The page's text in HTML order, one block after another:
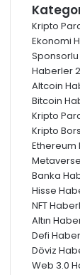
Kripto
Ekonomi
Haberler
Altcoin
Bitcoin
Kripto
Kripto
Ethereum
Banka
Hisse
NFT
Altın
Defi
Döviz
Web 3.0